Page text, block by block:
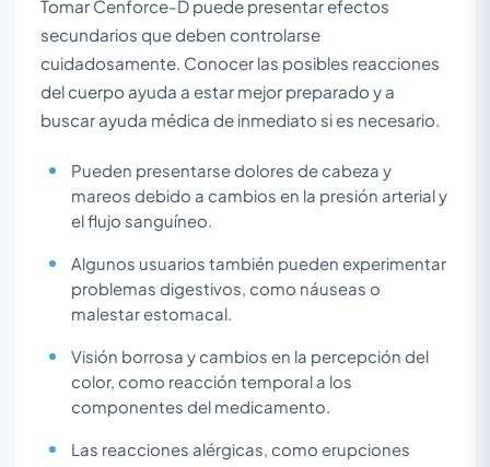
Tomar Cenforce-D puede presentar efectos
secundarios que deben controlarse
cuidadosamente. Conocer las posibles reacciones
del cuerpo ayuda a estar mejor preparado y a
buscar ayuda médica de inmediato si es necesario.
Pueden presentarse dolores de cabeza y
mareos debido a cambios en la presión arterial y
el flujo sanguíneo.
Algunos usuarios también pueden experimentar
problemas digestivos, como náuseas o
malestar estomacal.
Visión borrosa y cambios en la percepción del
color, como reacción temporal a los
componentes del medicamento.
Las reacciones alérgicas, como erupciones